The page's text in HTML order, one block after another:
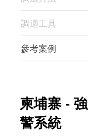
調適工具
參考案例
柬埔寨 -
警系統